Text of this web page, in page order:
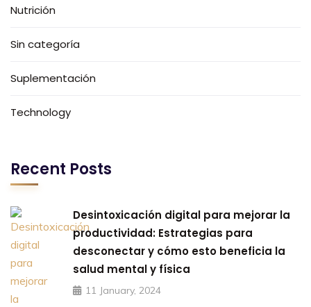
Nutrición
Sin categoría
Suplementación
Technology
Recent Posts
Desintoxicación digital para mejorar la
productividad: Estrategias para
desconectar y cómo esto beneficia la
salud mental y física
11 January, 2024